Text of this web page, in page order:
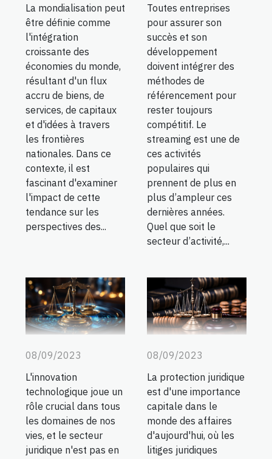
La mondialisation peut
être définie comme
l'intégration
croissante des
économies du monde,
résultant d'un flux
accru de biens, de
services, de capitaux
et d'idées à travers
les frontières
nationales. Dans ce
contexte, il est
fascinant d'examiner
l'impact de cette
tendance sur les
perspectives des...
Toutes entreprises
pour assurer son
succès et son
développement
doivent intégrer des
méthodes de
référencement pour
rester toujours
compétitif. Le
streaming est une de
ces activités
populaires qui
prennent de plus en
plus d’ampleur ces
dernières années.
Quel que soit le
secteur d’activité,...
08/09/2023
L'innovation
technologique joue un
rôle crucial dans tous
les domaines de nos
vies, et le secteur
juridique n'est pas en
08/09/2023
La protection juridique
est d'une importance
capitale dans le
monde des affaires
d'aujourd'hui, où les
litiges juridiques